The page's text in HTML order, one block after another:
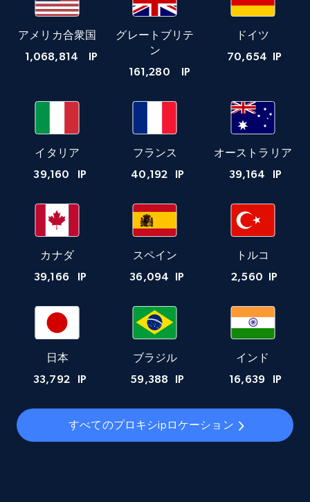
アメリカ合衆国
1,068,814 IP
グレートブリテ
ン
161,280 IP
ドイツ
70,654 IP
イタリア
39,160 IP
フランス
40,192 IP
オーストラリア
39,164 IP
カナダ
39,166 IP
スペイン
36,094 IP
トルコ
2,560 IP
日本
33,792 IP
ブラジル
59,388 IP
インド
16,639 IP
すべてのプロキシipロケーション